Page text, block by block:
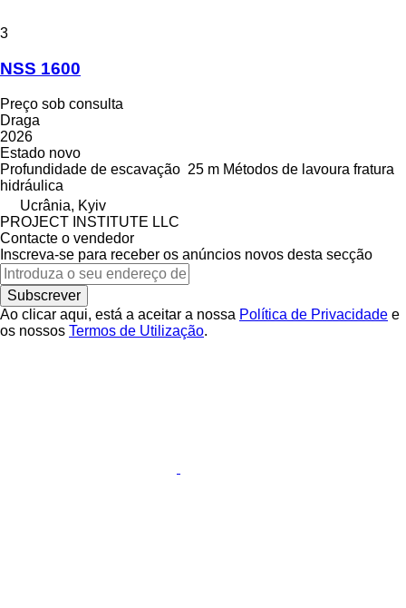
3
NSS 1600
Preço sob consulta
Draga
2026
Estado novo
Profundidade de escavação 25 m Métodos de lavoura fratura
hidráulica
Ucrânia, Kyiv
PROJECT INSTITUTE LLC
Contacte o vendedor
Inscreva-se para receber os anúncios novos desta secção
Subscrever
Ao clicar aqui, está a aceitar a nossa Política de Privacidade e
os nossos Termos de Utilização.